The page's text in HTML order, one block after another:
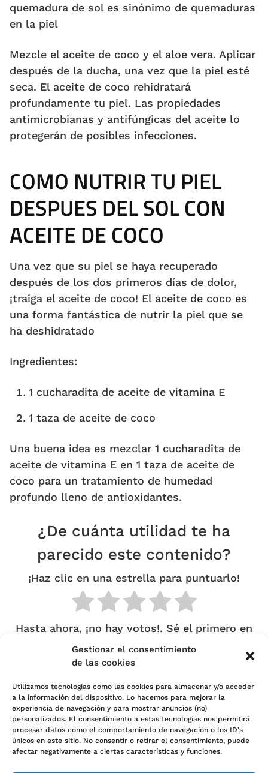
Gestionar el consentimiento
de las cookies
Utilizamos tecnologías como las cookies para almacenar y/o acceder
a la información del dispositivo. Lo hacemos para mejorar la
experiencia de navegación y para mostrar anuncios (no)
personalizados. El consentimiento a estas tecnologías nos permitirá
procesar datos como el comportamiento de navegación o los ID's
únicos en este sitio. No consentir o retirar el consentimiento, puede
afectar negativamente a ciertas características y funciones.
quemadura de sol es sinónimo de quemaduras
en la piel
Mezcle el aceite de coco y el aloe vera. Aplicar
después de la ducha, una vez que la piel esté
seca. El aceite de coco rehidratará
profundamente tu piel. Las propiedades
antimicrobianas y antifúngicas del aceite lo
protegerán de posibles infecciones.
COMO NUTRIR TU PIEL
DESPUES DEL SOL CON
ACEITE DE COCO
Una vez que su piel se haya recuperado
después de los dos primeros días de dolor,
¡traiga el aceite de coco! El aceite de coco es
una forma fantástica de nutrir la piel que se
ha deshidratado
Ingredientes:
1 cucharadita de aceite de vitamina E
1 taza de aceite de coco
Una buena idea es mezclar 1 cucharadita de
aceite de vitamina E en 1 taza de aceite de
coco para un tratamiento de humedad
profundo lleno de antioxidantes.
¿De cuánta utilidad te ha
parecido este contenido?
¡Haz clic en una estrella para puntuarlo!
Hasta ahora, ¡no hay votos!. Sé el primero en
puntuar este contenido.
Política de cookies (UE)
Política de Privacidad